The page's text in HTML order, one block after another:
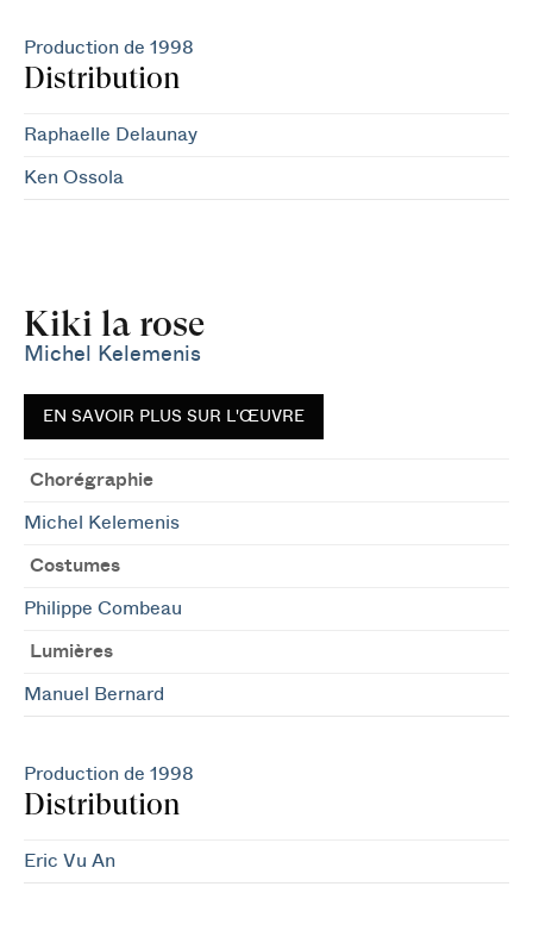
Production de 1998
Distribution
Raphaelle Delaunay
Ken Ossola
Kiki la rose
Michel Kelemenis
EN SAVOIR PLUS SUR L'ŒUVRE
Chorégraphie
Michel Kelemenis
Costumes
Philippe Combeau
Lumières
Manuel Bernard
Production de 1998
Distribution
Eric Vu An